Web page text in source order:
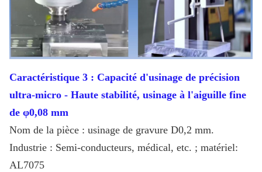
Caractéristique 3 : Capacité d'usinage de précision
ultra-micro - Haute stabilité, usinage à l'aiguille fine
de φ0,08 mm
Nom de la pièce : usinage de gravure D0,2 mm.
Industrie : Semi-conducteurs, médical, etc. ; matériel:
AL7075